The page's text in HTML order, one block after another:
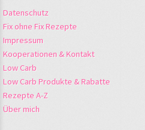
Datenschutz
Fix ohne Fix Rezepte
Impressum
Kooperationen & Kontakt
Low Carb
Low Carb Produkte & Rabatte
Rezepte A-Z
Über mich